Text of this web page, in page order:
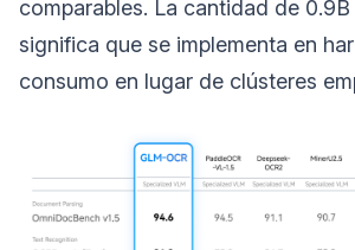
comparables. La cantidad de
significa que se implementa en
consumo en lugar de clústeres